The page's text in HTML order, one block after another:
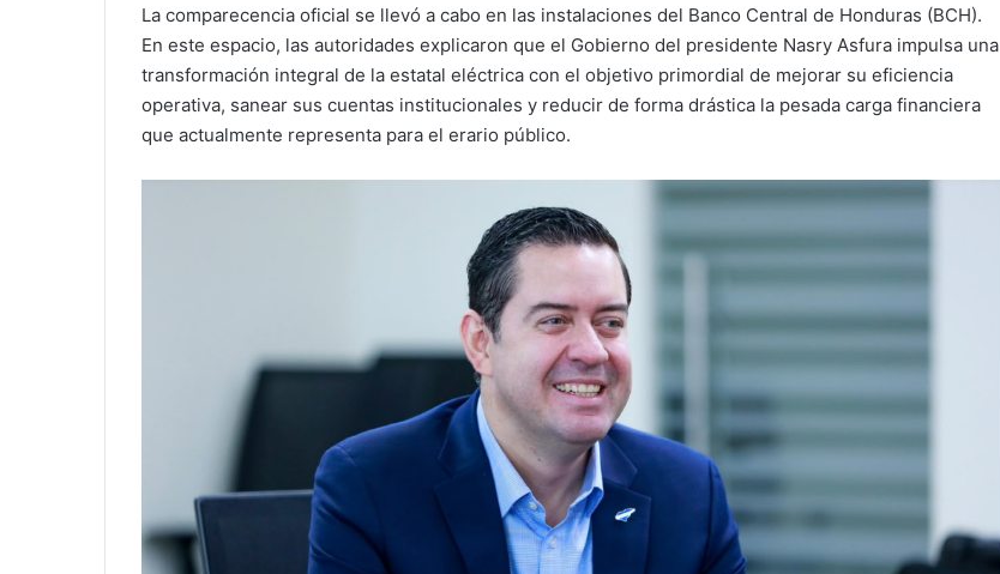
La comparecencia oficial se llevó a cabo en las instalaciones del Banco Central de Honduras (BCH).
En este espacio, las autoridades explicaron que el Gobierno del presidente Nasry Asfura impulsa una
transformación integral de la estatal eléctrica con el objetivo primordial de mejorar su eficiencia
operativa, sanear sus cuentas institucionales y reducir de forma drástica la pesada carga financiera
que actualmente representa para el erario público.